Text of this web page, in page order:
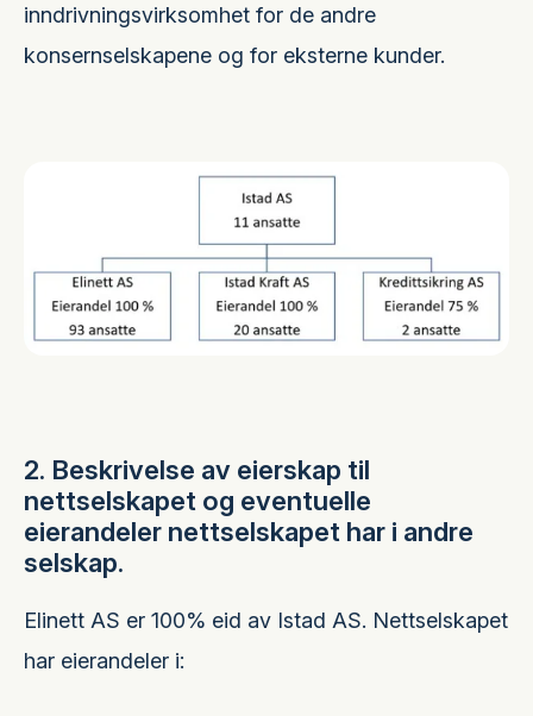
inndrivningsvirksomhet for de andre
konsernselskapene og for eksterne kunder.
2. Beskrivelse av eierskap til
nettselskapet og eventuelle
eierandeler nettselskapet har i andre
selskap.
Elinett AS er 100% eid av Istad AS. Nettselskapet
har eierandeler i: